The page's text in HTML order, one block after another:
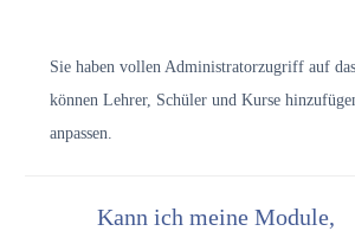
Sie haben vollen Administratorzugriff auf
können Lehrer, Schüler und Kurse
anpassen.
Kann ich meine Module,